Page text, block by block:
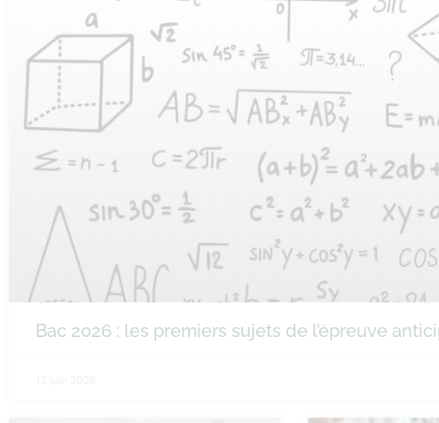
Bac 2026 : les premiers sujets de l’épreuve